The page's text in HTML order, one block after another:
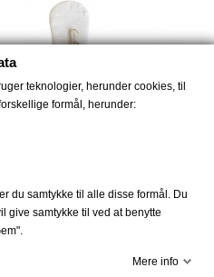
PRIS FRA113 DKK!
teknologier, herunder cookies, til
formål, herunder:
du samtykke til alle disse formål. Du
give samtykke til ved at benytte
Mere info